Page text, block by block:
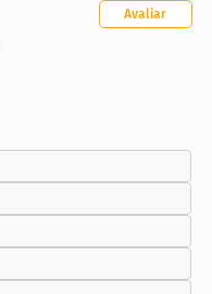
Avaliar